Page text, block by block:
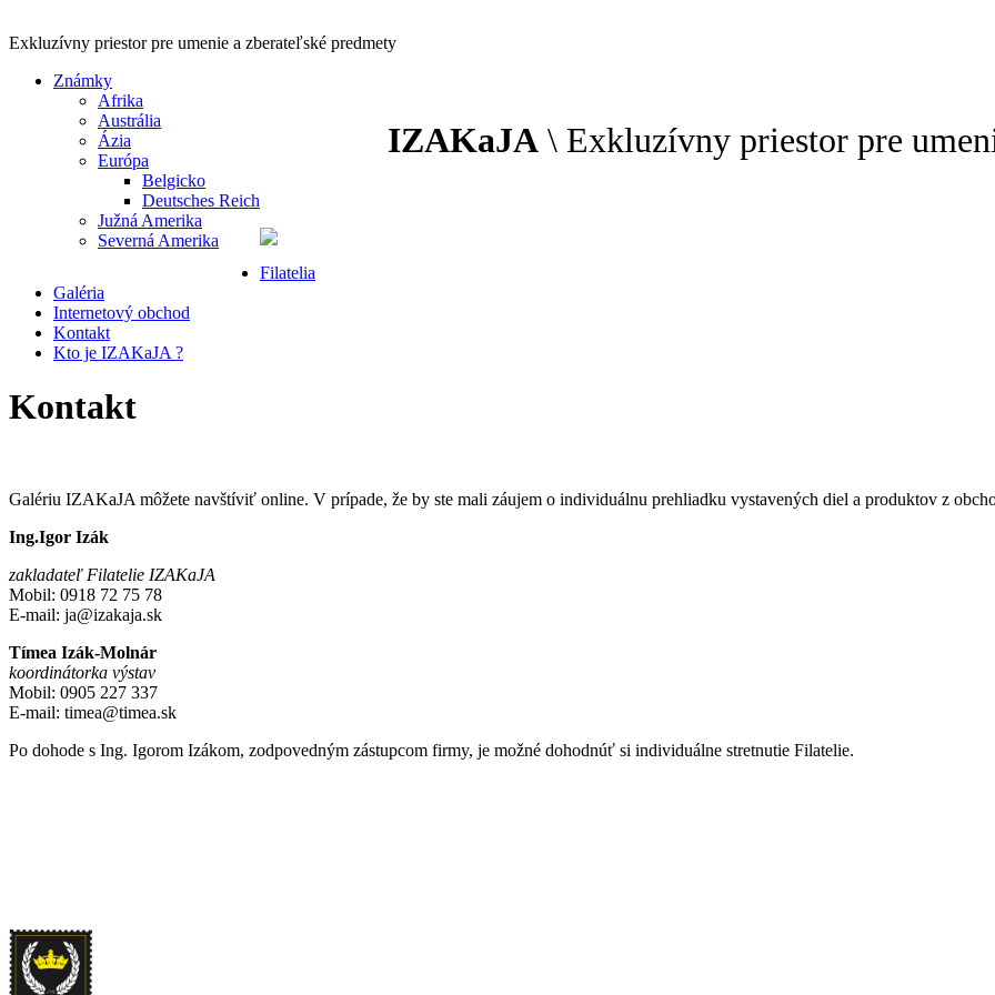
Exkluzívny priestor pre umenie a zberateľské predmety
Známky
Afrika
Austrália
Ázia
Európa
Belgicko
Deutsches Reich
Južná Amerika
Severná Amerika
IZAKaJA \ Exkluzívny priestor pre
Filatelia
Galéria
Internetový obchod
Kontakt
Kto je IZAKaJA ?
Kontakt
Galériu IZAKaJA môžete navštíviť online. V prípade, že by ste mali záujem o individuálnu prehliadku vystavených diel a produktov z
Ing.Igor Izák
zakladateľ Filatelie IZAKaJA
Mobil: 0918 72 75 78
E-mail: ja@izakaja.sk
Tímea Izák-Molnár
koordinátorka výstav
Mobil: 0905 227 337
E-mail: timea@timea.sk
Po dohode s Ing. Igorom Izákom, zodpovedným zástupcom firmy, je možné dohodnúť si individuálne stretnutie Filatelie.